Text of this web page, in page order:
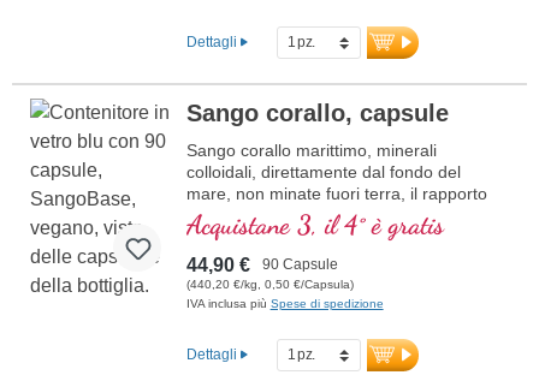
gli adulti possono assumere con successo
questo prodotto.
Dettagli
Sango corallo, capsule
Sango corallo marittimo, minerali
colloidali, direttamente dal fondo del
mare, non minate fuori terra, il rapporto
calcio magnesio di 2 : 1
Acquistane 3, il 4° è gratis
44,90 € 90 Capsule
(440,20 €/kg, 0,50 €/Capsula)
IVA inclusa più Spese di spedizione
Dettagli